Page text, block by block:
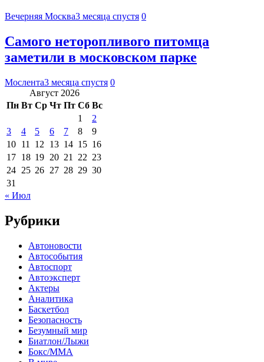
Вечерняя Москва3 месяца спустя 0
Самого неторопливого питомца
заметили в московском парке
Мослента3 месяца спустя 0
Август 2026
Пн Вт Ср Чт Пт Сб Вс
1
2
3
4 5 6 7 8
9
10 11 12 13 14 15 16
17 18 19 20 21 22 23
24 25 26 27 28 29 30
31
« Июл
Рубрики
Автоновости
Автособытия
Автоспорт
Автоэксперт
Актеры
Аналитика
Баскетбол
Безопасность
Безумный мир
Биатлон/Лыжи
Бокс/MMA